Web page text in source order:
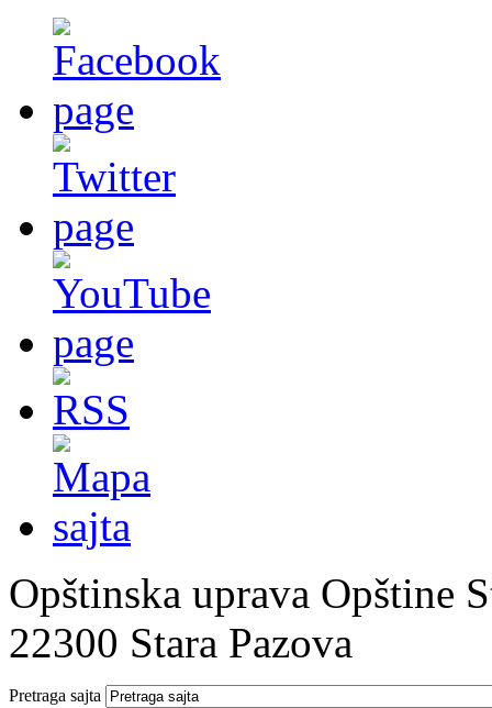
Opštinska uprava Opštine
22300 Stara Pazova
Pretraga sajta